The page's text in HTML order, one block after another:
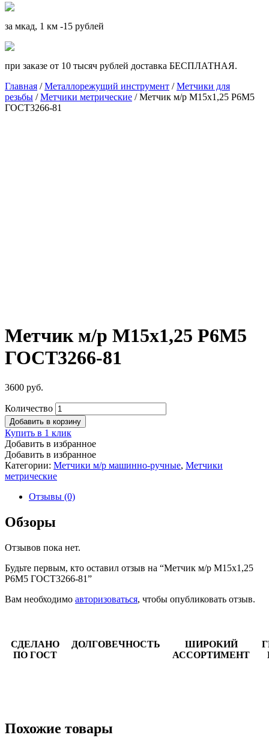
за мкад, 1 км -15 рублей
при заказе от 10 тысяч рублей доставка БЕСПЛАТНАЯ.
Главная /Металлорежущий инструмент /Метчики для
резьбы /Метчики метрические / Метчик м/р М15х1,25 Р6М5
ГОСТ3266-81
Метчик м/р М15х1,25 Р6М5
ГОСТ3266-81
3600 руб.
Количество
Добавить в корзину
Купить в 1 клик
Добавить в избранное
Добавить в избранное
Категории: Метчики м/р машинно-ручные, Метчики
метрические
Отзывы (0)
Обзоры
Отзывов пока нет.
Будьте первым, кто оставил отзыв на “Метчик м/р М15х1,25
Р6М5 ГОСТ3266-81”
Вам необходимо авторизоваться, чтобы опубликовать отзыв.
СДЕЛАНО
ПО ГОСТ
ДОЛГОВЕЧНОСТЬ
ШИРОКИЙ
АССОРТИМЕНТ
Похожие товары